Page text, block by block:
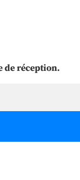
de réception.